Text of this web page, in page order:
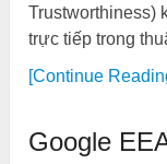
Trustworthiness)
trực tiếp trong
[Continue
Google